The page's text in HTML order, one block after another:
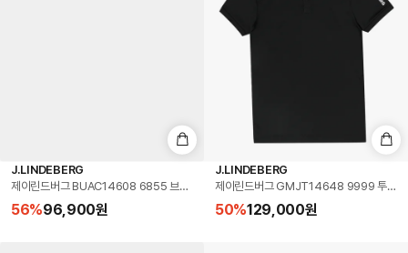
J.LINDEBERG
제이린드버그 BUAC14608 6855 브리저 35 골프 벨트
56%96,900원
J.LINDEBERG
제이린드버그 GMJT14648 9999 투어 테
50%129,000원